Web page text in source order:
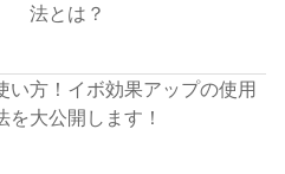
法とは？
い方！イボ効果アップの使用
を大公開します！